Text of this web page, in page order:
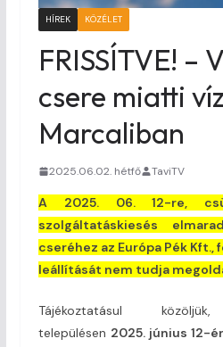
HÍREK KÖZÉLET
FRISSÍTVE! –
csere miatti
Marcaliban
2025.06.02. hétfő TaviTV
A 2025. 06. 12-re,
szolgáltatáskiesés
cseréhez az Európa Pék Kft.,
leállítását nem tudja
Tájékoztatásul
településen 2025. június 12-